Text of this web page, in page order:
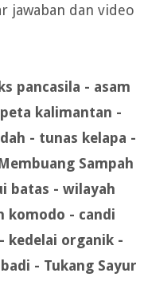
jawaban dan video
pancasila - asam
kalimantan -
- tunas kelapa -
Sampah
batas - wilayah
komodo - candi
kedelai organik -
- Tukang Sayur